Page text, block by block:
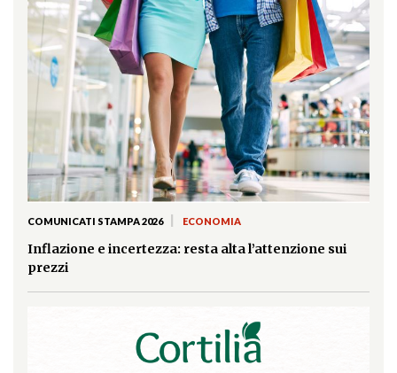
COMUNICATI STAMPA 2026 ECONOMIA
Inflazione e incertezza: resta alta l’attenzione sui
prezzi